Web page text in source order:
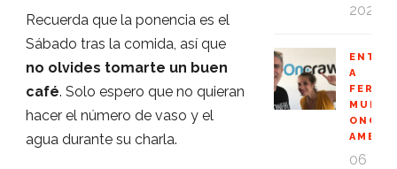
Recuerda que la ponencia es el
Sábado tras la comida, así que
no olvides tomarte un buen
café. Solo espero que no quieran
hacer el número de vaso y el
agua durante su charla.
2020
A
06